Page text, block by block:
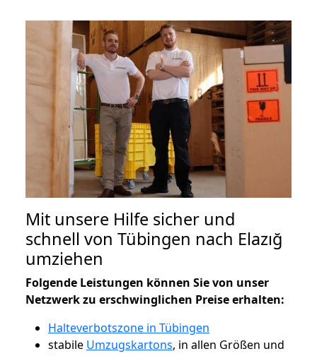
Mit unsere Hilfe sicher und
schnell von Tübingen nach Elazığ
umziehen
Folgende Leistungen können Sie von unser
Netzwerk zu erschwinglichen Preise erhalten:
Halteverbotszone in Tübingen
stabile Umzugskartons, in allen Größen und